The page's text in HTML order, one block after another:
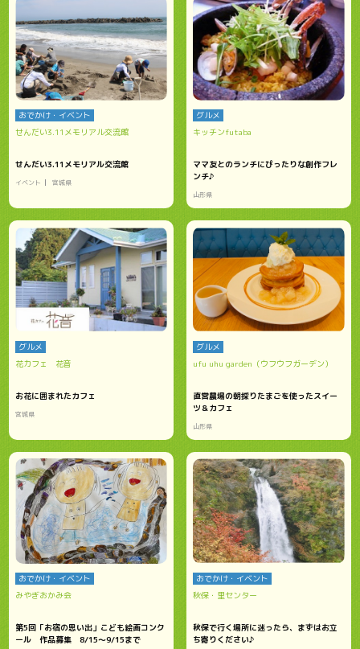
おでかけ・イベント
せんだい3.11メモリアル交流館
せんだい3.11メモリアル交流館
イベント 宮城県
グルメ
キッチンfutaba
ママ友とのランチにぴったりな創作フレ
ンチ♪
山形県
グルメ
花カフェ 花音
お花に囲まれたカフェ
宮城県
グルメ
ufu uhu garden（ウフウフガーデン）
直営農場の朝採りたまごを使ったスイー
ツ＆カフェ
山形県
おでかけ・イベント
みやぎおかみ会
第5回「お宿の思い出」こども絵画コンク
ール 作品募集 8/15～9/15まで
おでかけ・イベント
秋保・里センター
秋保で行く場所に迷ったら、まずはお立
ち寄りください♪